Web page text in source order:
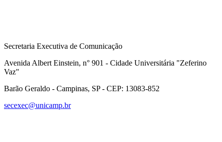
Secretaria Executiva de Comunicação
Avenida Albert Einstein, n° 901 - Cidade Universitária "Zeferino
Vaz"
Barão Geraldo - Campinas, SP - CEP: 13083-852
secexec@unicamp.br